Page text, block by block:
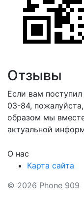
Отзывы
Если вам
03-84,
образом мы
актуальной
О нас
Карта сайта
© 2026 Phone 909